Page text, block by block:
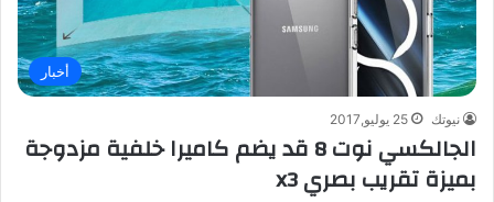
أخبار
نيوتك 25 يوليو,2017
الجالكسي نوت 8 قد يضم كاميرا خلفية مزدوجة
بميزة تقريب بصري x3